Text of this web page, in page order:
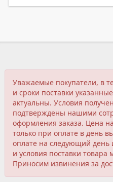
Уважаемые покупатели, в
и сроки поставки
актуальны. Условия
подтверждены нашими
оформления заказа. Цена
только при оплате в день
оплате на следующий день
и условия поставки товара
Приносим извинения за